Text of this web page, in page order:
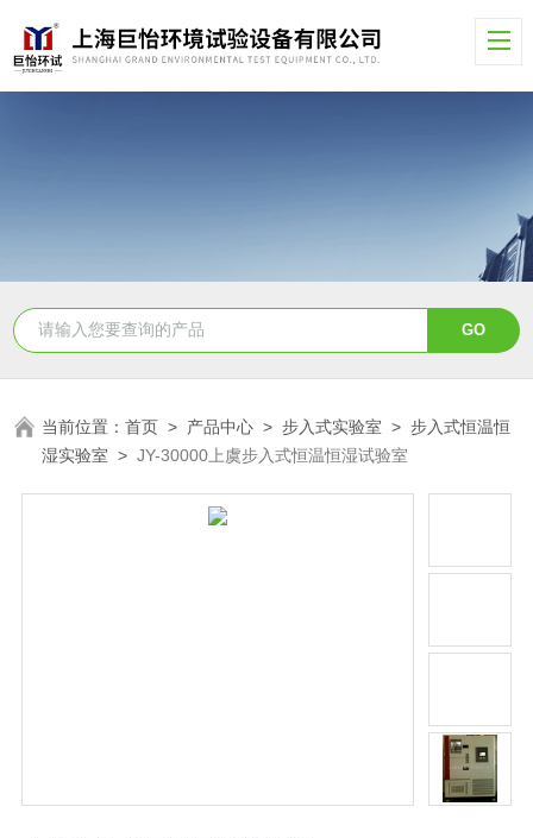
当前位置：首页 > 产品中心 >步入式实验室 >步入式恒温恒
湿实验室 >JY-30000上虞步入式恒温恒湿试验室